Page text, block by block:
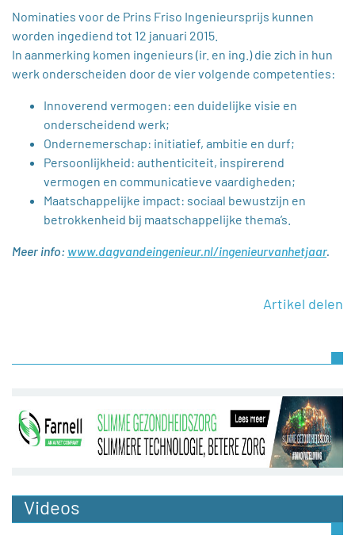
Nominaties voor de Prins Friso Ingenieursprijs kunnen
worden ingediend tot 12 januari 2015.
In aanmerking komen ingenieurs (ir. en ing.) die zich in hun
werk onderscheiden door de vier volgende competenties:
Innoverend vermogen: een duidelijke visie en
onderscheidend werk;
Ondernemerschap: initiatief, ambitie en durf;
Persoonlijkheid: authenticiteit, inspirerend
vermogen en communicatieve vaardigheden;
Maatschappelijke impact: sociaal bewustzijn en
betrokkenheid bij maatschappelijke thema’s.
Meer info: www.dagvandeingenieur.nl/ingenieurvanhetjaar.
Artikel delen
Videos